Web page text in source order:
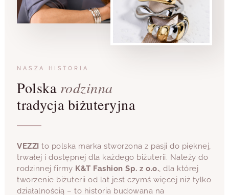
NASZA HISTORIA
Polska rodzinna
tradycja biżuteryjna
VEZZI to polska marka stworzona z pasji do pięknej,
trwałej i dostępnej dla każdego biżuterii. Należy do
rodzinnej firmy K&T Fashion Sp. z o.o., dla której
tworzenie biżuterii od lat jest czymś więcej niż tylko
działalnością – to historia budowana na